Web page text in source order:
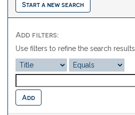
Start a new search
Add filters:
Use filters to refine the search results.